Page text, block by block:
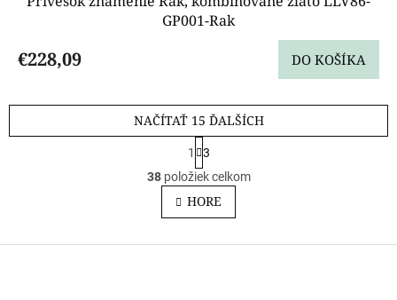
GP001-Rak
€228,09 DO KOŠÍKA
O
v
l
á
NAČÍTAŤ 15 ĎALŠÍCH
S
t
r
á
n
k
v
1
3
38položiek celkom
HORE
Z